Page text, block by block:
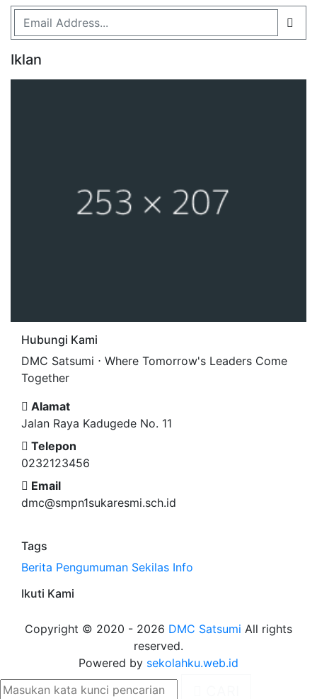
Iklan
Hubungi Kami
DMC Satsumi ⋅ Where Tomorrow's Leaders Come
Together
Alamat
Jalan Raya Kadugede No. 11
Telepon
0232123456
Email
dmc@smpn1sukaresmi.sch.id
Tags
Berita Pengumuman Sekilas Info
Ikuti Kami
Copyright © 2020 - 2026 DMC Satsumi All rights
reserved.
Powered by sekolahku.web.id